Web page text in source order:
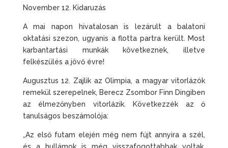
November 12. Kidaruzás
A mai napon hivatalosan is lezárult a balatoni
oktatási szezon, ugyanis a flotta partra került. Most
karbantartási munkák következnek, illetve
felkészülés a jövő évre!
Augusztus 12. Zajlik az Olimpia, a magyar vitorlázók
remekül szerepelnek, Berecz Zsombor Finn Dingiben
az élmezőnyben vitorlázik. Következzék az ő
tanulságos beszámolója:
„Az első futam elején még nem fújt annyira a szél,